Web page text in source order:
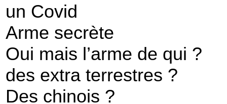
un Covid
Arme secrète
Oui mais l’arme de qui ?
des extra terrestres ?
Des chinois ?